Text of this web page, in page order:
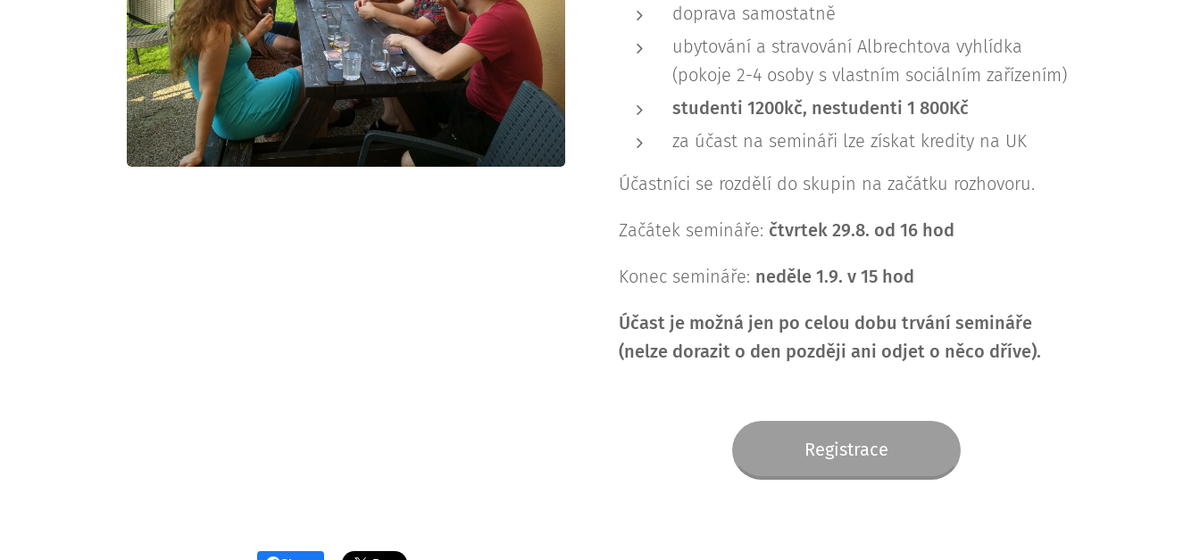
doprava samostatně
ubytování a stravování Albrechtova vyhlídka
(pokoje 2-4 osoby s vlastním sociálním zařízením)
studenti 1200kč, nestudenti 1 800Kč
za účast na semináři lze získat kredity na UK
Účastníci se rozdělí do skupin na začátku rozhovoru.
Začátek semináře: čtvrtek 29.8. od 16 hod
Konec semináře: neděle 1.9. v 15 hod
Účast je možná jen po celou dobu trvání semináře
(nelze dorazit o den později ani odjet o něco dříve).
Registrace